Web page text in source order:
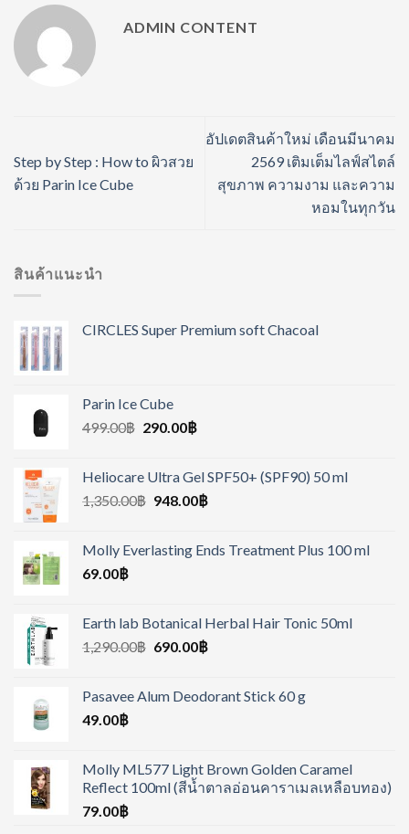
ADMIN CONTENT
Step by Step : How to ผิวสวย
ด้วย Parin Ice Cube
อัปเดตสินค้าใหม่ เดือนมีนาคม
2569 เติมเต็มไลฟ์สไตล์
สุขภาพ ความงาม และความ
หอมในทุกวัน
สินค้าแนะนำ
CIRCLES Super Premium soft Chacoal
Parin Ice Cube
499.00฿ 290.00฿
Heliocare Ultra Gel SPF50+ (SPF90) 50 ml
1,350.00฿ 948.00฿
Molly Everlasting Ends Treatment Plus 100 ml
69.00฿
Earth lab Botanical Herbal Hair Tonic 50ml
1,290.00฿ 690.00฿
Pasavee Alum Deodorant Stick 60 g
49.00฿
Molly ML577 Light Brown Golden Caramel
Reflect 100ml (สีน้ำตาลอ่อนคาราเมลเหลือบทอง)
79.00฿